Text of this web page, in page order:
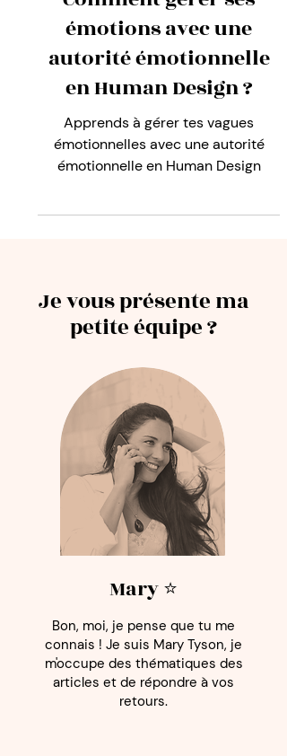
15 oct. 2024
5 min de lecture
Comment gérer ses
émotions avec une
autorité émotionnelle
en Human Design ?
Apprends à gérer tes vagues
émotionnelle en Human Design
Je vous présente ma
petite équipe ?
Mary ⭐️
Bon, moi, je pense que tu me
connais ! Je suis Mary Tyson, je
m'occupe des thématiques des